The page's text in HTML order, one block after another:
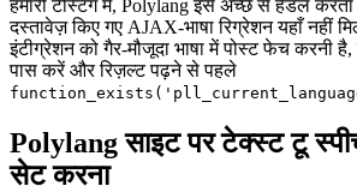
हमारी टेस्टिंग में, Polylang इसे अच्छे से हैंडल
दस्तावेज़ किए गए AJAX-भाषा रिग्रेशन यहाँ नहीं
इंटीग्रेशन को गैर-मौजूदा भाषा में पोस्ट फेच करनी है,
पास करें और रिज़ल्ट पढ़ने से पहले
Polylang साइट पर टेक्स्ट टू
सेट करना